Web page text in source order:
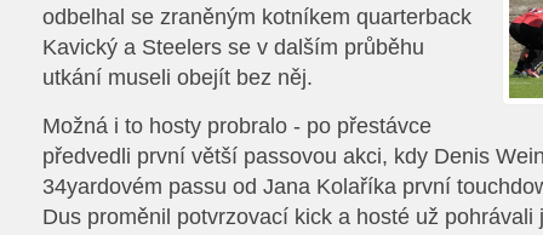
odbelhal se zraněným kotníkem quarterback
Kavický a Steelers se v dalším průběhu
utkání museli obejít bez něj.
Možná i to hosty probralo - po přestávce
předvedli první větší passovou akci, kdy Denis
34yardovém passu od Jana Kolaříka první
Dus proměnil potvrzovací kick a hosté už pohrávali